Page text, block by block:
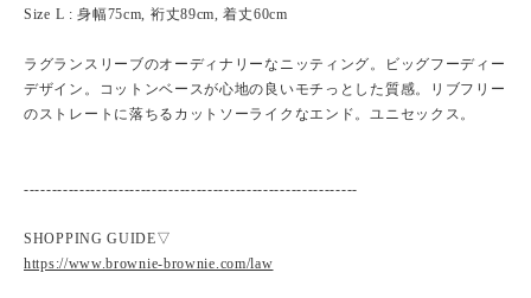
Size L : 身幅75cm, 裄丈89cm, 着丈60cm
ラグランスリーブのオーディナリーなニッティング。ビッグフーディー
デザイン。コットンベースが心地の良いモチっとした質感。リブフリー
のストレートに落ちるカットソーライクなエンド。ユニセックス。
------------------------------------------------------------
SHOPPING GUIDE▽
https://www.brownie-brownie.com/law